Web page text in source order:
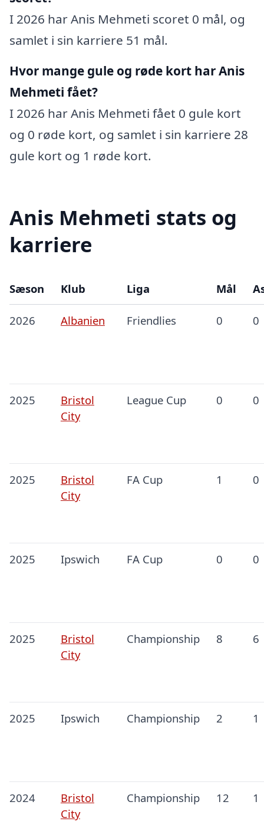
I 2026 har Anis Mehmeti scoret 0 mål, og
samlet i sin karriere 51 mål.
Hvor mange gule og røde kort har Anis
Mehmeti fået?
I 2026 har Anis Mehmeti fået 0 gule kort
og 0 røde kort, og samlet i sin karriere 28
gule kort og 1 røde kort.
Anis Mehmeti stats og
karriere
Sæson Klub Liga Mål
2026 Albanien Friendlies 0 0
2025
Bristol
City
League Cup 0 0
2025
Bristol
City
FA Cup 1 0
2025 Ipswich FA Cup 0 0
2025
Bristol
City
Championship 8 6
2025 Ipswich Championship 2 1
2024
Bristol
City
Championship 12 1